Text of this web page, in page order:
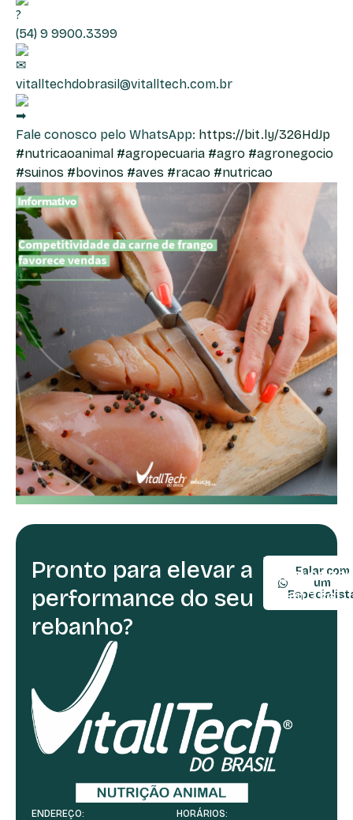
(54) 9 9900.3399
vitalltechdobrasil@vitalltech.com.br
Fale conosco pelo WhatsApp: https://bit.ly/326HdJp
#nutricaoanimal #agropecuaria #agro #agronegocio
#suinos #bovinos #aves #racao #nutricao
Pronto para elevar a
performance do seu
rebanho?
Falar com
um
TELEFONE:
(54)
(54) 3361-
ENDEREÇO: HORÁRIOS: